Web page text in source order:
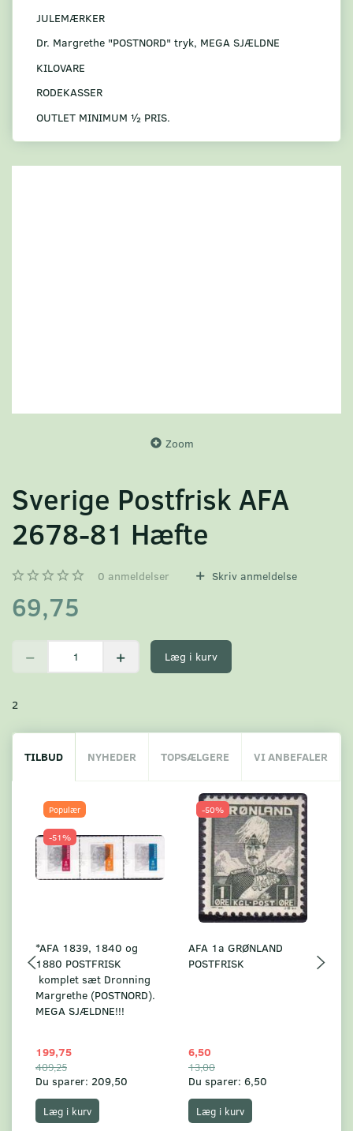
JULEMÆRKER
Dr. Margrethe "POSTNORD" tryk, MEGA SJÆLDNE
KILOVARE
RODEKASSER
OUTLET MINIMUM ½ PRIS.
Zoom
Sverige Postfrisk AFA
2678-81 Hæfte
0 anmeldelser Skriv anmeldelse
69,75
Læg i kurv
2
TILBUD NYHEDER TOPSÆLGERE VI ANBEFALER
Populær
-51%
*AFA 1839, 1840 og
1880 POSTFRISK
komplet sæt Dronning
Margrethe (POSTNORD).
MEGA SJÆLDNE!!!
199,75
409,25
Du sparer: 209,50
Læg i kurv
-50%
AFA 1a GRØNLAND
POSTFRISK
6,50
13,00
Du sparer: 6,50
Læg i kurv